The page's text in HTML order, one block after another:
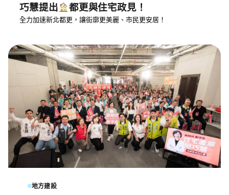
巧慧提出 都更與住宅政見！
全力加速新北都更，讓街廓更美麗、市民更安居！
地方建設